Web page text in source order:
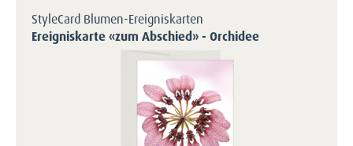
StyleCard Blumen-Ereigniskarten
Ereigniskarte «zum Abschied» - Orchidee